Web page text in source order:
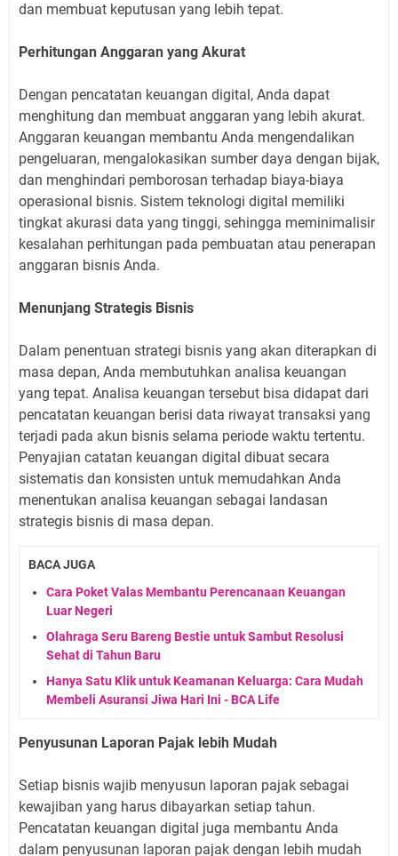
dan membuat keputusan yang lebih tepat.
Perhitungan Anggaran yang Akurat
Dengan pencatatan keuangan digital, Anda dapat
menghitung dan membuat anggaran yang lebih akurat.
Anggaran keuangan membantu Anda mengendalikan
pengeluaran, mengalokasikan sumber daya dengan bijak,
dan menghindari pemborosan terhadap biaya-biaya
operasional bisnis. Sistem teknologi digital memiliki
tingkat akurasi data yang tinggi, sehingga meminimalisir
kesalahan perhitungan pada pembuatan atau penerapan
anggaran bisnis Anda.
Menunjang Strategis Bisnis
Dalam penentuan strategi bisnis yang akan diterapkan di
masa depan, Anda membutuhkan analisa keuangan
yang tepat. Analisa keuangan tersebut bisa didapat dari
pencatatan keuangan berisi data riwayat transaksi yang
terjadi pada akun bisnis selama periode waktu tertentu.
Penyajian catatan keuangan digital dibuat secara
sistematis dan konsisten untuk memudahkan Anda
menentukan analisa keuangan sebagai landasan
strategis bisnis di masa depan.
BACA JUGA
Cara Poket Valas Membantu Perencanaan Keuangan
Luar Negeri
Olahraga Seru Bareng Bestie untuk Sambut Resolusi
Sehat di Tahun Baru
Hanya Satu Klik untuk Keamanan Keluarga: Cara Mudah
Membeli Asuransi Jiwa Hari Ini - BCA Life
Penyusunan Laporan Pajak lebih Mudah
Setiap bisnis wajib menyusun laporan pajak sebagai
kewajiban yang harus dibayarkan setiap tahun.
Pencatatan keuangan digital juga membantu Anda
dalam penyusunan laporan pajak dengan lebih mudah